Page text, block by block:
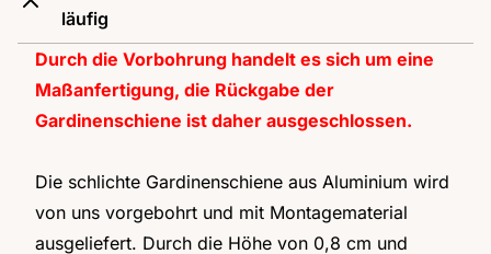
läufig
Durch die Vorbohrung handelt es sich um eine
Maßanfertigung, die Rückgabe der
Gardinenschiene ist daher ausgeschlossen.
Die schlichte Gardinenschiene aus Aluminium wird
von uns vorgebohrt und mit Montagematerial
ausgeliefert. Durch die Höhe von 0,8 cm und